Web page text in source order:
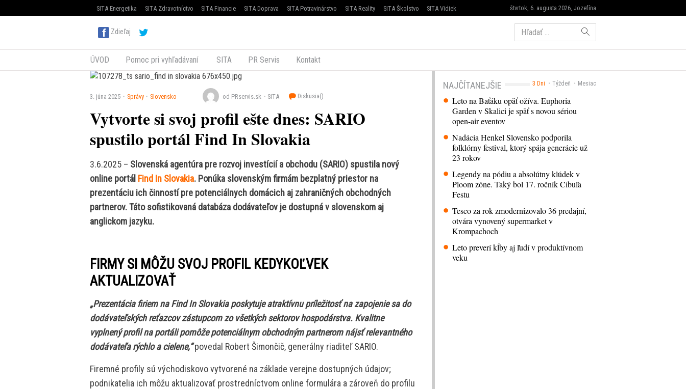
štvrtok, 6. augusta 2026, Jozefína
SITA Energetika SITA Zdravotníctvo SITA Financie SITA Doprava SITA Potravinárstvo SITA Reality SITA Školstvo SITA Vidiek
Zdieľaj Hľadať:
ÚVOD Pomoc pri vyhľadávaní SITA PR Servis Kontakt
3. júna 2025 Správy Slovensko od PRservis.sk SITA Diskusia()
Vytvorte si svoj profil ešte dnes: SARIO
spustilo portál Find In Slovakia
3.6.2025 – Slovenská agentúra pre rozvoj investícií a obchodu (SARIO) spustila nový
online portál Find In Slovakia. Ponúka slovenským firmám bezplatný priestor na
prezentáciu ich činností pre potenciálnych domácich aj zahraničných obchodných
partnerov. Táto sofistikovaná databáza dodávateľov je dostupná v slovenskom aj
anglickom jazyku.
FIRMY SI MÔŽU SVOJ PROFIL KEDYKOĽVEK
AKTUALIZOVAŤ
„Prezentácia firiem na Find In Slovakia poskytuje atraktívnu príležitosť na zapojenie sa do
dodávateľských reťazcov zástupcom zo všetkých sektorov hospodárstva. Kvalitne
vyplnený profil na portáli pomôže potenciálnym obchodným partnerom nájsť relevantného
dodávateľa rýchlo a cielene,“povedal Robert Šimončič, generálny riaditeľ SARIO.
Firemné profily sú východiskovo vytvorené na základe verejne dostupných údajov;
podnikatelia ich môžu aktualizovať prostredníctvom online formulára a zároveň do profilu
3 Dni Týždeň Mesiac
NAJČÍTANEJŠIE
Leto na Baťáku opäť ožíva. Euphoria
Garden v Skalici je späť s novou sériou
open-air eventov
Nadácia Henkel Slovensko podporila
folklórny festival, ktorý spája generácie už
23 rokov
Legendy na pódiu a absolútny klúdek v
Ploom zóne. Taký bol 17. ročník Cibuľa
Festu
Tesco za rok zmodernizovalo 36 predajní,
otvára vynovený supermarket v
Krompachoch
Leto preverí kĺby aj ľudí v produktívnom
veku